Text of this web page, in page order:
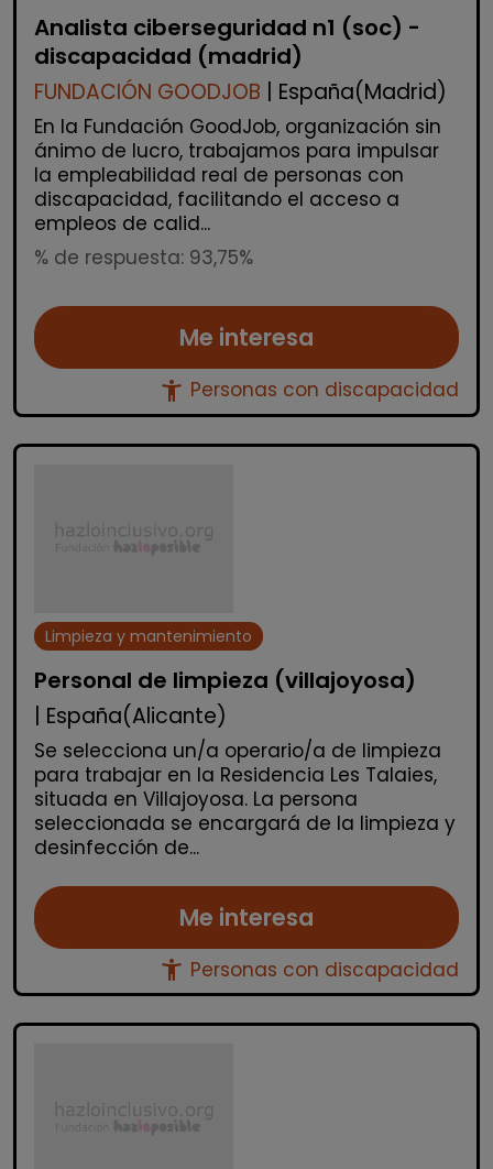
Analista ciberseguridad n1 (soc) -
discapacidad (madrid)
FUNDACIÓN GOODJOB | España(Madrid)
En la Fundación GoodJob, organización sin
ánimo de lucro, trabajamos para impulsar
la empleabilidad real de personas con
discapacidad, facilitando el acceso a
empleos de calid...
% de respuesta: 93,75%
Me interesa
accessibility_new Personas con discapacidad
Limpieza y mantenimiento
Personal de limpieza (villajoyosa)
| España(Alicante)
Se selecciona un/a operario/a de limpieza
para trabajar en la Residencia Les Talaies,
situada en Villajoyosa. La persona
seleccionada se encargará de la limpieza y
desinfección de...
Me interesa
accessibility_new Personas con discapacidad